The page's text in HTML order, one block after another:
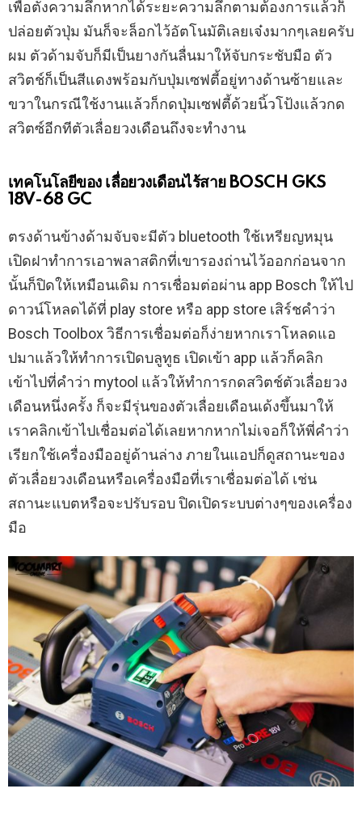
เพื่อตั้งความลึกหากได้ระยะความลึกตามต้องการแล้วก็
ปล่อยตัวปุ่ม มันก็จะล็อกไว้อัตโนมัติเลยเจ๋งมากๆเลยครับ
ผม ตัวด้ามจับก็มีเป็นยางกันลื่นมาให้จับกระชับมือ ตัว
สวิตช์ก็เป็นสีแดงพร้อมกับปุ่มเซฟตี้อยู่ทางด้านซ้ายและ
ขวาในกรณีใช้งานแล้วก็กดปุ่มเซฟตี้ด้วยนิ้วโป้งแล้วกด
สวิตซ์อีกทีตัวเลื่อยวงเดือนถึงจะทำงาน
เทคโนโลยีของ เลื่อยวงเดือนไร้สาย BOSCH GKS
18V-68 GC
ตรงด้านข้างด้ามจับจะมีตัว bluetooth ใช้เหรียญหมุน
เปิดฝาทำการเอาพลาสติกที่เขารองถ่านไว้ออกก่อนจาก
นั้นก็ปิดให้เหมือนเดิม การเชื่อมต่อผ่าน app Bosch ให้ไป
ดาวน์โหลดได้ที่ play store หรือ app store เสิร์ชคำว่า
Bosch Toolbox วิธีการเชื่อมต่อก็ง่ายหากเราโหลดแอ
ปมาแล้วให้ทำการเปิดบลูทูธ เปิดเข้า app แล้วก็คลิก
เข้าไปที่คำว่า mytool แล้วให้ทำการกดสวิตช์ตัวเลื่อยวง
เดือนหนึ่งครั้ง ก็จะมีรุ่นของตัวเลื่อยเดือนเด้งขึ้นมาให้
เราคลิกเข้าไปเชื่อมต่อได้เลยหากหากไม่เจอก็ให้พี่คำว่า
เรียกใช้เครื่องมืออยู่ด้านล่าง ภายในแอปก็ดูสถานะของ
ตัวเลื่อยวงเดือนหรือเครื่องมือที่เราเชื่อมต่อได้ เช่น
สถานะแบตหรือจะปรับรอบ ปิดเปิดระบบต่างๆของเครื่อง
มือ